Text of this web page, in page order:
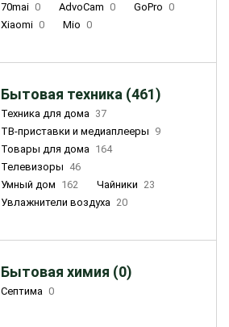
70mai 0 AdvoCam 0 GoPro 0
Xiaomi 0 Mio 0
Бытовая техника (461)
Техника для дома 37
ТВ-приставки и медиаплееры 9
Товары для дома 164
Телевизоры 46
Умный дом 162 Чайники 23
Увлажнители воздуха 20
Бытовая химия (0)
Септима 0